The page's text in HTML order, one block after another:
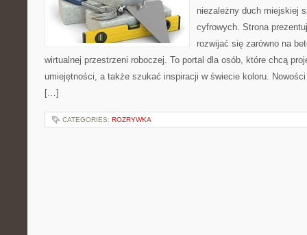
niezależny duch miejskiej
cyfrowych. Strona
rozwijać się zarówno na
wirtualnej przestrzeni roboczej. To portal dla osób, które chcą
umiejętności, a także szukać inspiracji w świecie koloru.
[…]
CATEGORIES: ROZRYWKA